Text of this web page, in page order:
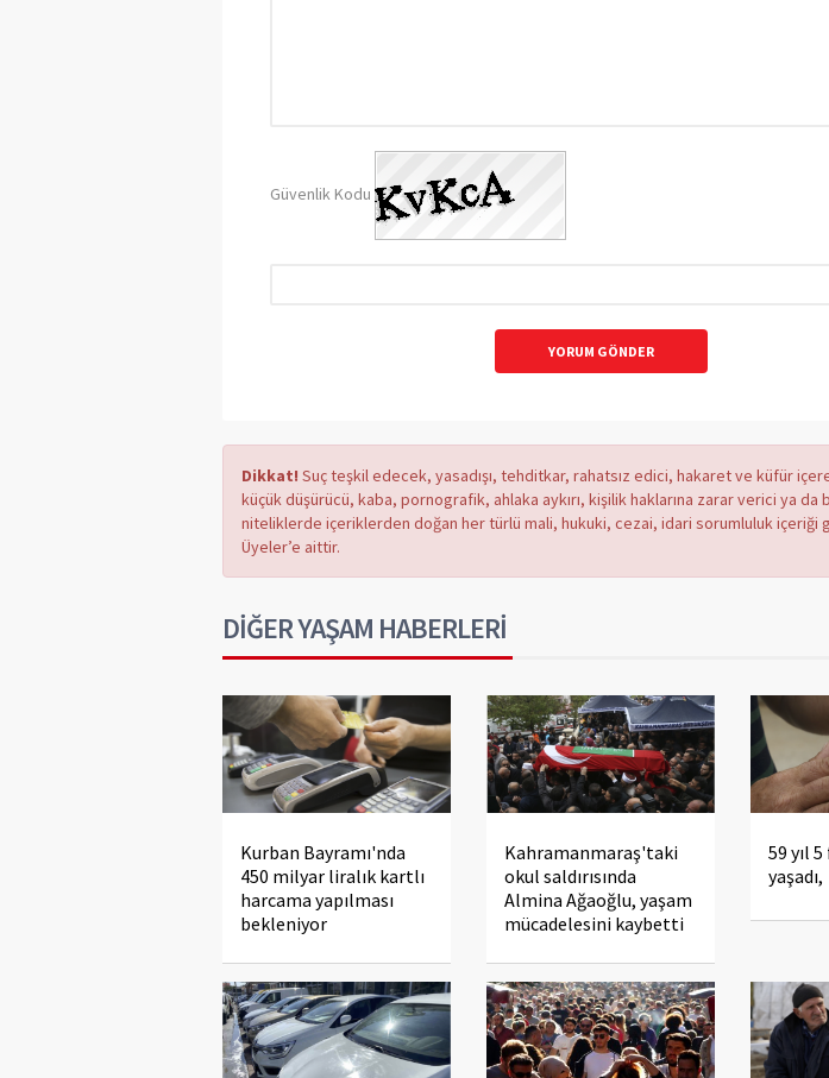
Güvenlik Kodu
YORUM GÖNDER
Dikkat! Suç teşkil edecek, yasadışı, tehditkar, rahatsız edici, hakaret ve küfür
küçük düşürücü, kaba, pornografik, ahlaka aykırı, kişilik haklarına zarar verici ya da
niteliklerde içeriklerden doğan her türlü mali, hukuki, cezai, idari sorumluluk içeriği
Üyeler’e aittir.
DİĞER YAŞAM HABERLERİ
Kurban Bayramı'nda
450 milyar liralık kartlı
harcama yapılması
bekleniyor
Kahramanmaraş'taki
okul saldırısında
Almina Ağaoğlu, yaşam
mücadelesini kaybetti
59 yıl
yaşadı,